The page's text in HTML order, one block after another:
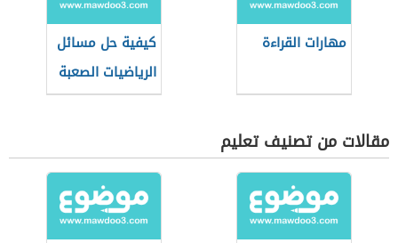
مهارات القراءة
كيفية حل مسائل
الرياضيات الصعبة
مقالات من تصنيف تعليم